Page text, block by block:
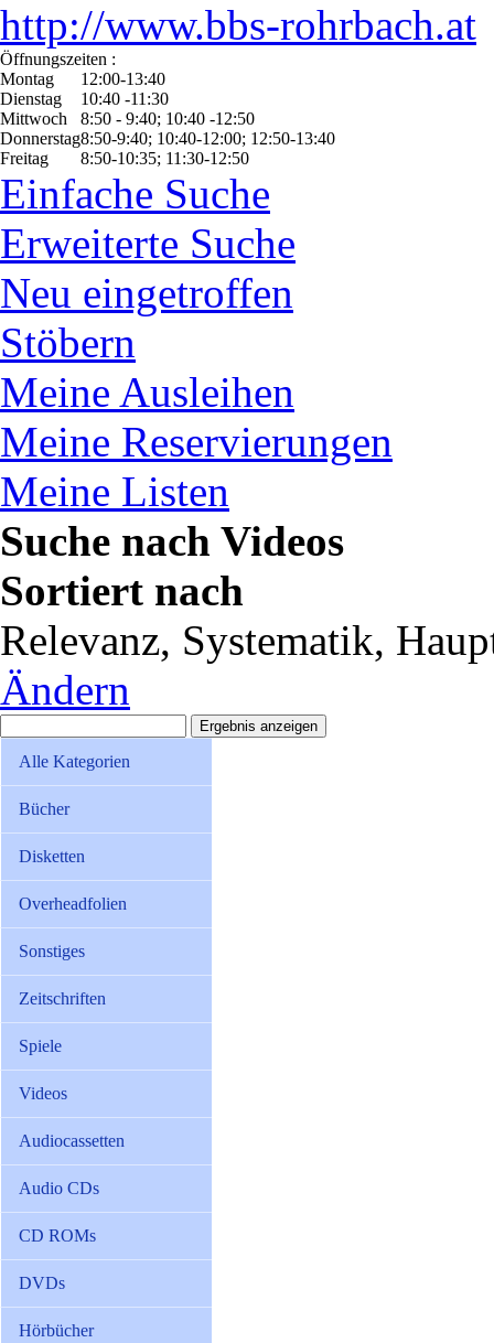
http://www.bbs-rohrbach.at
Öffnungszeiten :
Montag
12:00-13:40
Dienstag
10:40 -11:30
Mittwoch
8:50 - 9:40; 10:40 -12:50
Donnerstag8:50-9:40; 10:40-12:00; 12:50-13:40
Freitag
8:50-10:35; 11:30-12:50
Einfache Suche
Erweiterte Suche
Neu eingetroffen
Stöbern
Meine Ausleihen
Meine Reservierungen
Meine Listen
Suche nach Videos
Sortiert nach
Relevanz, Systematik,
Ändern
Alle Kategorien
Bücher
Disketten
Overheadfolien
Sonstiges
Zeitschriften
Spiele
Videos
Audiocassetten
Audio CDs
CD ROMs
DVDs
Hörbücher